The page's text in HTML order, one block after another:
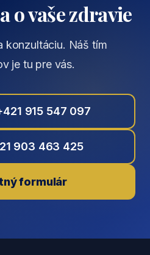
o vaše zdravie
konzultáciu. Náš tím
je tu pre vás.
915 547 097
903 463 425
formulár